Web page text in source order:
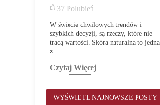
37 Polubień
W świecie chwilowych trendów i
szybkich decyzji, są rzeczy, które nie
tracą wartości. Skóra naturalna to jedna
z...
Czytaj Więcej
WYŚWIETL NAJNOWSZE POSTY